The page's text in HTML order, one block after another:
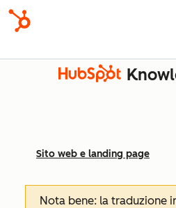
Sito web e landing page
Nota bene: la traduzione